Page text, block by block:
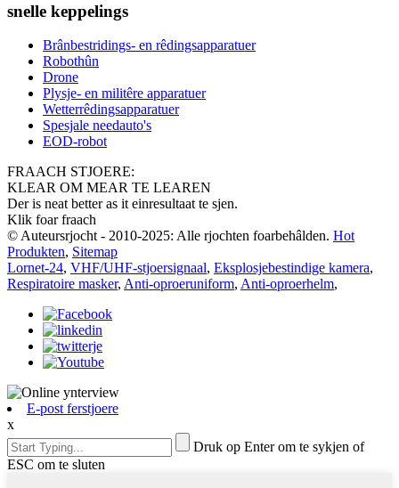
snelle keppelings
Brânbestridings- en rêdingsapparatuer
Robothûn
Drone
Plysje- en militêre apparatuer
Wetterrêdingsapparatuer
Spesjale needauto's
EOD-robot
FRAACH STJOERE:
KLEAR OM MEAR TE LEAREN
Der is neat better as it einresultaat te sjen.
Klik foar fraach
© Auteursrjocht - 2010-2025: Alle rjochten foarbehâlden. Hot
Produkten, Sitemap
Lornet-24, VHF/UHF-stjoersignaal, Eksplosjebestindige kamera,
Respiratoire masker, Anti-oproeruniform, Anti-oproerhelm,
E-post ferstjoere
x
Druk op Enter om te sykjen of
ESC om te sluten